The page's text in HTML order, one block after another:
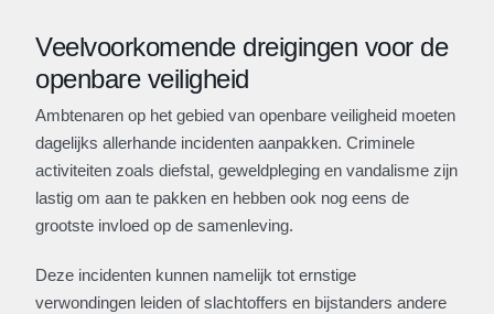
Veelvoorkomende dreigingen voor de
openbare veiligheid
Ambtenaren op het gebied van openbare veiligheid moeten
dagelijks allerhande incidenten aanpakken. Criminele
activiteiten zoals diefstal, geweldpleging en vandalisme zijn
lastig om aan te pakken en hebben ook nog eens de
grootste invloed op de samenleving.
Deze incidenten kunnen namelijk tot ernstige
verwondingen leiden of slachtoffers en bijstanders andere